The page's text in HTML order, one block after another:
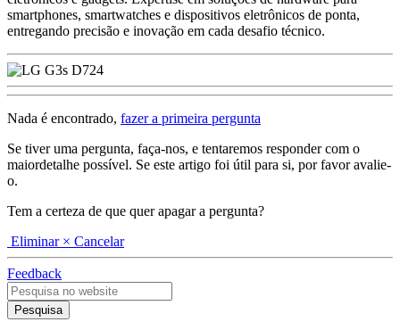
smartphones, smartwatches e dispositivos eletrônicos de ponta,
entregando precisão e inovação em cada desafio técnico.
Nada é encontrado, fazer a primeira pergunta
Se tiver uma pergunta, faça-nos, e tentaremos responder com o
maiordetalhe possível. Se este artigo foi útil para si, por favor avalie-
o.
Tem a certeza de que quer apagar a pergunta?
Eliminar × Cancelar
Feedback